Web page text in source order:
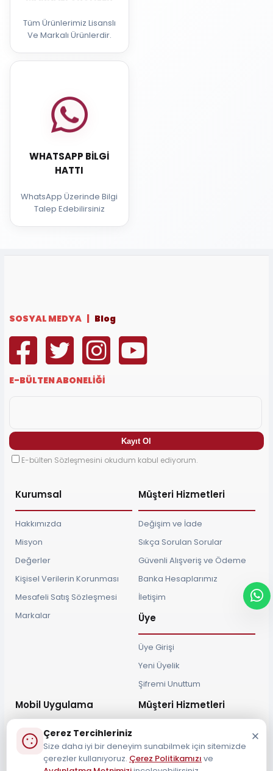
Tüm Ürünlerimiz Lisanslı
Ve Markalı Ürünlerdir.
WHATSAPP BILGI
HATTI
WhatsApp Üzerinde Bilgi
Talep Edebilirsiniz
SOSYAL MEDYA | Blog
E-BÜLTEN ABONELİĞİ
E-bülten Sözleşmesini okudum kabul ediyorum.
Kurumsal
Hakkımızda
Misyon
Değerler
Kişisel Verilerin Korunması
Mesafeli Satış Sözleşmesi
Markalar
Müşteri Hizmetleri
Değişim ve İade
Sıkça Sorulan Sorular
Güvenli Alışveriş ve Ödeme
Banka Hesaplarımız
İletişim
Üye
Üye Girişi
Yeni Üyelik
Şifremi Unuttum
Mobil Uygulama Müşteri Hizmetleri
Çerez Tercihleriniz
Size daha iyi bir deneyim sunabilmek için sitemizde
çerezler kullanıyoruz. Çerez Politikamızı ve